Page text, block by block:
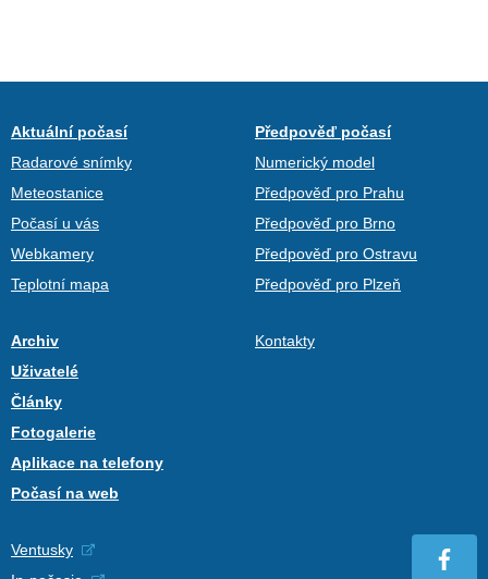
Aktuální počasí
Radarové snímky
Meteostanice
Počasí u vás
Webkamery
Teplotní mapa
Předpověď počasí
Numerický model
Předpověď pro Prahu
Předpověď pro Brno
Předpověď pro Ostravu
Předpověď pro Plzeň
Archiv
Uživatelé
Články
Fotogalerie
Aplikace na telefony
Počasí na web
Kontakty
Ventusky